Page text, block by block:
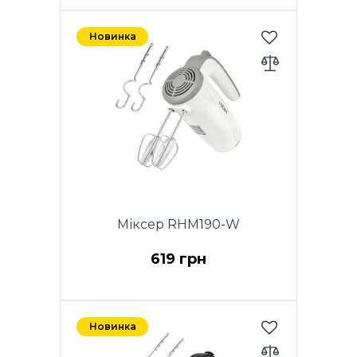
Новинка
Міксер RHM190-W
619 грн
швидкостей. Хромовані
насадки. 2 віночка для
Новинка